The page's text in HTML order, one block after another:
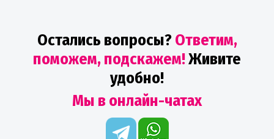
Остались вопросы?Ответим,
поможем, подскажем!Живите
удобно!
Мы в онлайн-чатах